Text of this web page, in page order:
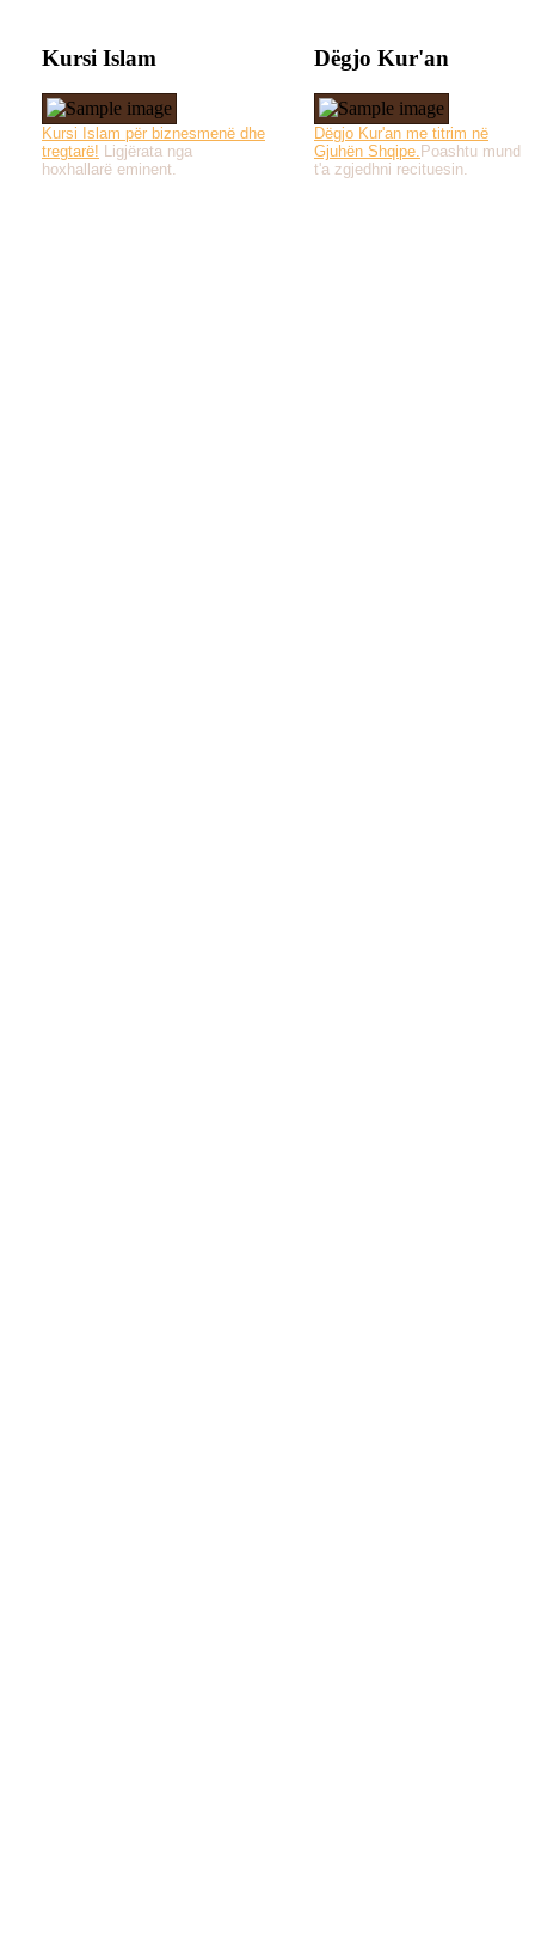
Kursi Islam
Kursi Islam për biznesmenë dhe
tregtarë! Ligjërata nga
hoxhallarë eminent.
Dëgjo Kur'an
Dëgjo Kur'an me titrim në
Gjuhën Shqipe. Poashtu mund
t'a zgjedhni recituesin.